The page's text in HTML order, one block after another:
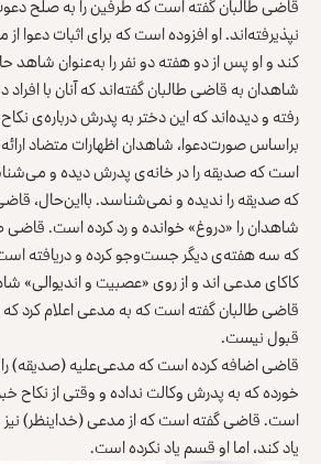
نپذیرفته‌اند. او افزوده است که برای اثبات
کند و او پس از دو هفته دو نفر را به‌عنوان شاهد
شاهدان به قاضی طالبان گفته‌اند که آنان با
رفته و دیده‌اند که این دختر به پدرش درباره‌ی
براساس صورت‌دعوا، شاهدان اظهارات متضاد ارائه
است که صدیقه را در خانه‌ی پدرش دیده و
که صدیقه را ندیده و نمی‌شناسد. بااین‌حال،
شاهدان را «دروغ» خوانده و رد کرده است. قاضی
که سه هفته‌ی دیگر جست‌وجو کرده و دریافته
کاکای مدعی اند و از روی «عصبیت و اندیوالی»
قاضی طالبان گفته است که به مدعی اعلام
قبول نیست.
قاضی اضافه کرده است که مدعی‌علیه (صدیقه)
خورده که به پدرش وکالت نداده و وقتی از نکاح
است. قاضی گفته است که از مدعی (خداینظر)
یاد کند، اما او قسم یاد نکرده است.